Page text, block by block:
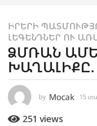
1
5
տ
ա
ի
a
g
ԻՐԵՐԻ
ԼԵԳԵՆԴՆԵՐ ՈՒ
ՁՄՌԱՆ
by Mocak 15
251 views